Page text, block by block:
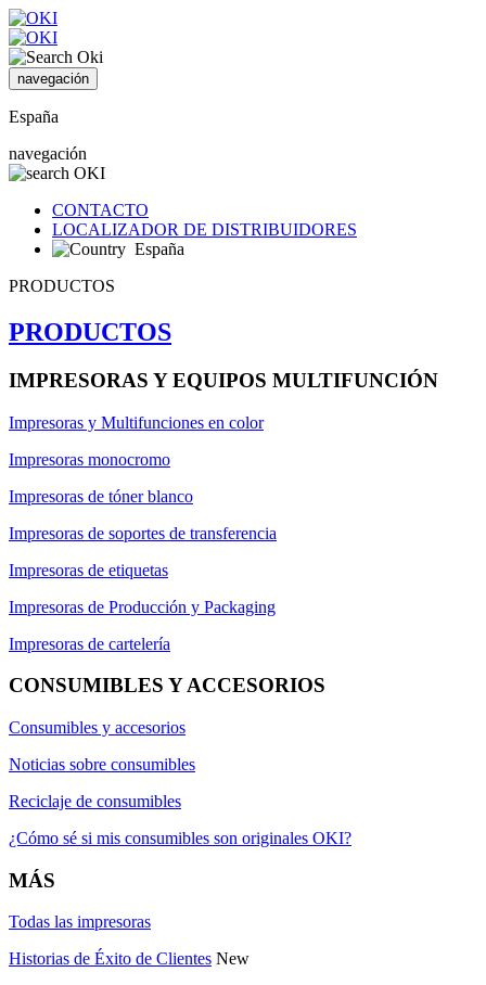
navegación
España
navegación
CONTACTO
LOCALIZADOR DE DISTRIBUIDORES
España
PRODUCTOS
PRODUCTOS
IMPRESORAS Y EQUIPOS MULTIFUNCIÓN
Impresoras y Multifunciones en color
Impresoras monocromo
Impresoras de tóner blanco
Impresoras de soportes de transferencia
Impresoras de etiquetas
Impresoras de Producción y Packaging
Impresoras de cartelería
CONSUMIBLES Y ACCESORIOS
Consumibles y accesorios
Noticias sobre consumibles
Reciclaje de consumibles
¿Cómo sé si mis consumibles son originales OKI?
MÁS
Todas las impresoras
Historias de Éxito de Clientes New